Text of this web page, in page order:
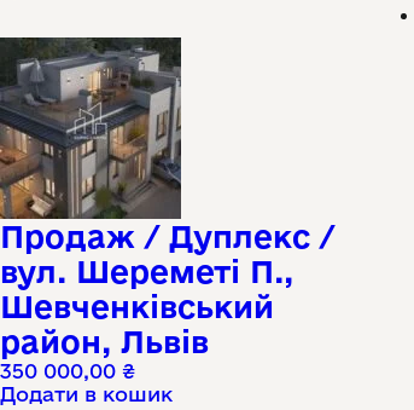
Продаж / Дуплекс /
вул. Шереметі П.,
Шевченківський
район, Львів
350 000,00 ₴
Додати в кошик